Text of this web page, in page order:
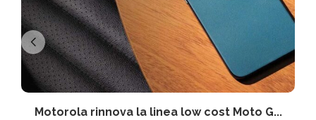
Motorola rinnova la linea low cost Moto G...